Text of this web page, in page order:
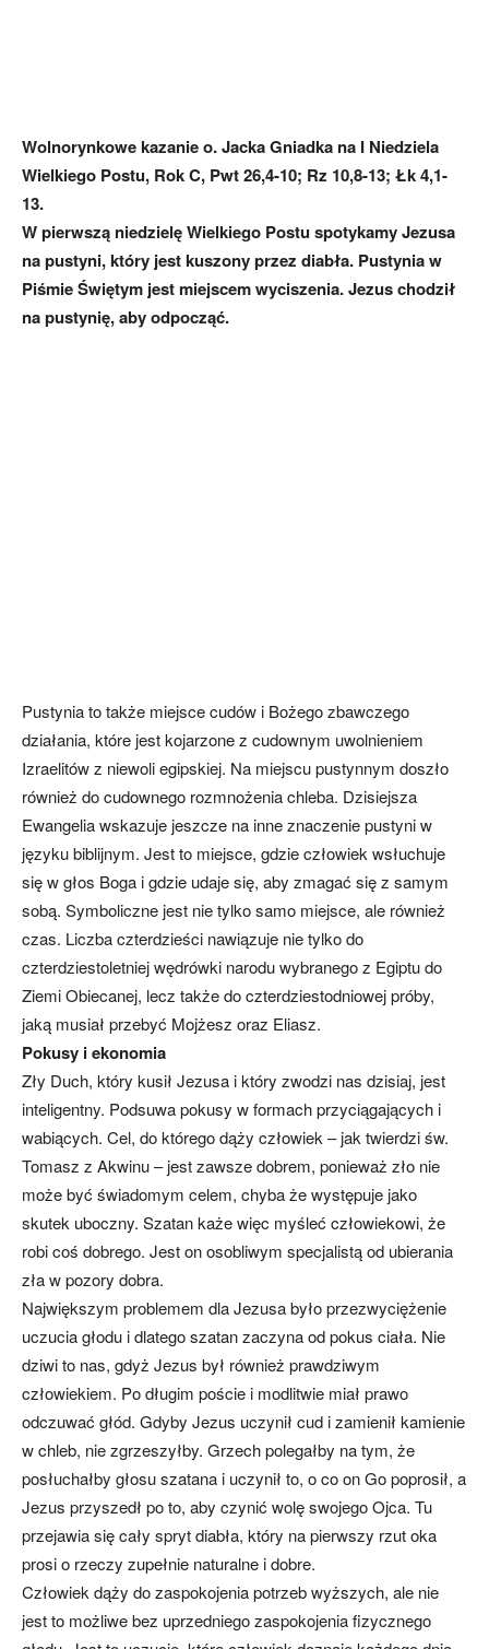
Wolnorynkowe kazanie o. Jacka Gniadka na I Niedziela
Wielkiego Postu, Rok C, Pwt 26,4-10; Rz 10,8-13; Łk 4,1-
13.
W pierwszą niedzielę Wielkiego Postu spotykamy Jezusa
na pustyni, który jest kuszony przez diabła. Pustynia w
Piśmie Świętym jest miejscem wyciszenia. Jezus chodził
na pustynię, aby odpocząć.
Pustynia to także miejsce cudów i Bożego zbawczego
działania, które jest kojarzone z cudownym uwolnieniem
Izraelitów z niewoli egipskiej. Na miejscu pustynnym doszło
również do cudownego rozmnożenia chleba. Dzisiejsza
Ewangelia wskazuje jeszcze na inne znaczenie pustyni w
języku biblijnym. Jest to miejsce, gdzie człowiek wsłuchuje
się w głos Boga i gdzie udaje się, aby zmagać się z samym
sobą. Symboliczne jest nie tylko samo miejsce, ale również
czas. Liczba czterdzieści nawiązuje nie tylko do
czterdziestoletniej wędrówki narodu wybranego z Egiptu do
Ziemi Obiecanej, lecz także do czterdziestodniowej próby,
jaką musiał przebyć Mojżesz oraz Eliasz.
Pokusy i ekonomia
Zły Duch, który kusił Jezusa i który zwodzi nas dzisiaj, jest
inteligentny. Podsuwa pokusy w formach przyciągających i
wabiących. Cel, do którego dąży człowiek – jak twierdzi św.
Tomasz z Akwinu – jest zawsze dobrem, ponieważ zło nie
może być świadomym celem, chyba że występuje jako
skutek uboczny. Szatan każe więc myśleć człowiekowi, że
robi coś dobrego. Jest on osobliwym specjalistą od ubierania
zła w pozory dobra.
Największym problemem dla Jezusa było przezwyciężenie
uczucia głodu i dlatego szatan zaczyna od pokus ciała. Nie
dziwi to nas, gdyż Jezus był również prawdziwym
człowiekiem. Po długim poście i modlitwie miał prawo
odczuwać głód. Gdyby Jezus uczynił cud i zamienił kamienie
w chleb, nie zgrzeszyłby. Grzech polegałby na tym, że
posłuchałby głosu szatana i uczynił to, o co on Go poprosił, a
Jezus przyszedł po to, aby czynić wolę swojego Ojca. Tu
przejawia się cały spryt diabła, który na pierwszy rzut oka
prosi o rzeczy zupełnie naturalne i dobre.
Człowiek dąży do zaspokojenia potrzeb wyższych, ale nie
jest to możliwe bez uprzedniego zaspokojenia fizycznego